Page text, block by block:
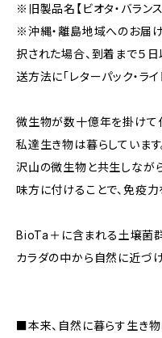
※旧製品名【ビオタ・バラン
※沖縄・離島地域へのお届け
択された場合、到着まで５
送方法に「レターパック・ラ
微生物が数十億年を掛けて
私達生き物は暮らしています
沢山の微生物と共生しなが
味方に付けることで、免疫力
BioTa＋に含まれる土壌菌
カラダの中から自然に近づけ
■本来、自然に暮らす生き